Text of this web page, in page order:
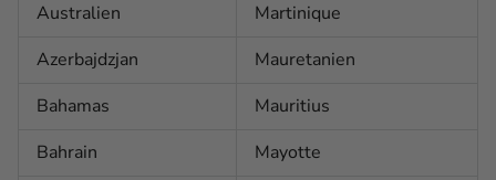
Australien
Martinique
Azerbajdzjan
Mauretanien
Bahamas
Mauritius
Bahrain
Mayotte